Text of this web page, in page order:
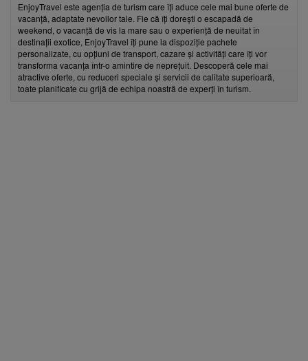
EnjoyTravel este agenția de turism care îți aduce cele mai bune oferte de
vacanță, adaptate nevoilor tale. Fie că îți dorești o escapadă de
weekend, o vacanță de vis la mare sau o experiență de neuitat în
destinații exotice, EnjoyTravel îți pune la dispoziție pachete
personalizate, cu opțiuni de transport, cazare și activități care îți vor
transforma vacanța într-o amintire de neprețuit. Descoperă cele mai
atractive oferte, cu reduceri speciale și servicii de calitate superioară,
toate planificate cu grijă de echipa noastră de experți în turism.